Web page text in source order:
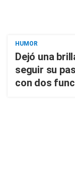
HUMOR
Dejó una
seguir su
con dos